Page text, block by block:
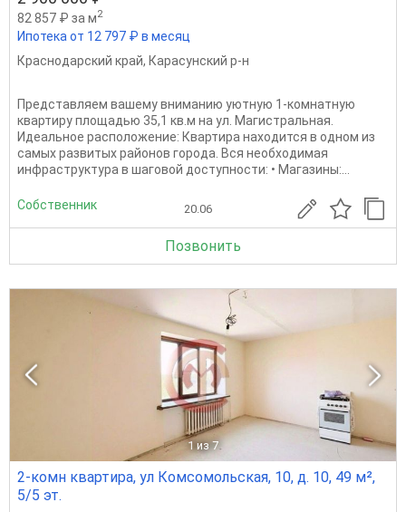
82 857 ₽ за м2
Ипотека от 12 797 ₽ в месяц
Краснодарский край, Карасунский р-н
Представляем вашему вниманию уютную 1-комнатную
квартиру площадью 35,1 кв.м на ул. Магистральная.
Идеальное расположение: Квартира находится в одном из
самых развитых районов города. Вся необходимая
инфраструктура в шаговой доступности: • Магазины:...
Собственник 20.06
Позвонить
1 из 7
2-комн квартира, ул Комсомольская, 10, д. 10, 49 м²,
5/5 эт.